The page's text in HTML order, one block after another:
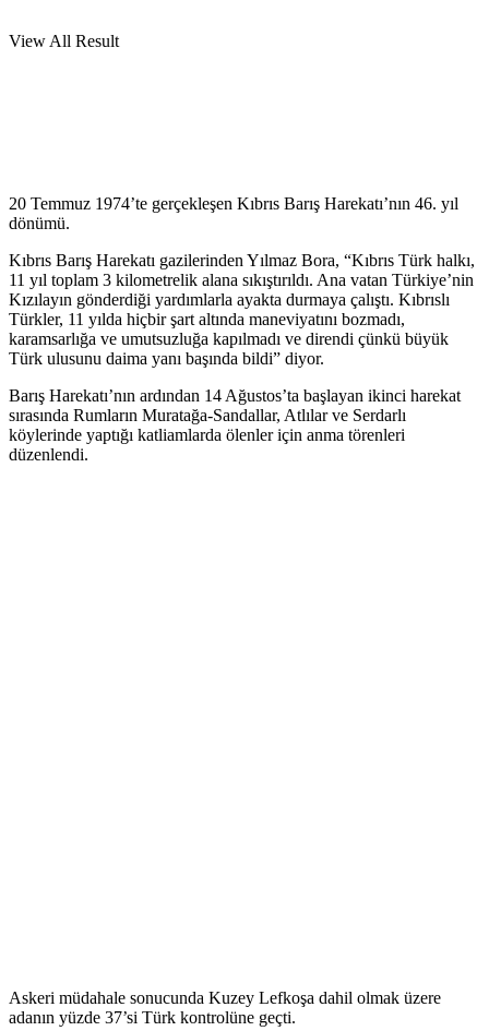
View All Result
20 Temmuz 1974’te gerçekleşen Kıbrıs Barış Harekatı’nın 46. yıl
dönümü.
Kıbrıs Barış Harekatı gazilerinden Yılmaz Bora, “Kıbrıs Türk halkı,
11 yıl toplam 3 kilometrelik alana sıkıştırıldı. Ana vatan Türkiye’nin
Kızılayın gönderdiği yardımlarla ayakta durmaya çalıştı. Kıbrıslı
Türkler, 11 yılda hiçbir şart altında maneviyatını bozmadı,
karamsarlığa ve umutsuzluğa kapılmadı ve direndi çünkü büyük
Türk ulusunu daima yanı başında bildi” diyor.
Barış Harekatı’nın ardından 14 Ağustos’ta başlayan ikinci harekat
sırasında Rumların Muratağa-Sandallar, Atlılar ve Serdarlı
köylerinde yaptığı katliamlarda ölenler için anma törenleri
düzenlendi.
Askeri müdahale sonucunda Kuzey Lefkoşa dahil olmak üzere
adanın yüzde 37’si Türk kontrolüne geçti.